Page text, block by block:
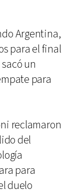
Argentina,
para el final
un
para
reclamaron
del
para
duelo